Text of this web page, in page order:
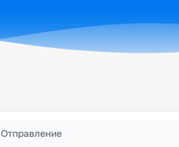
Отправление